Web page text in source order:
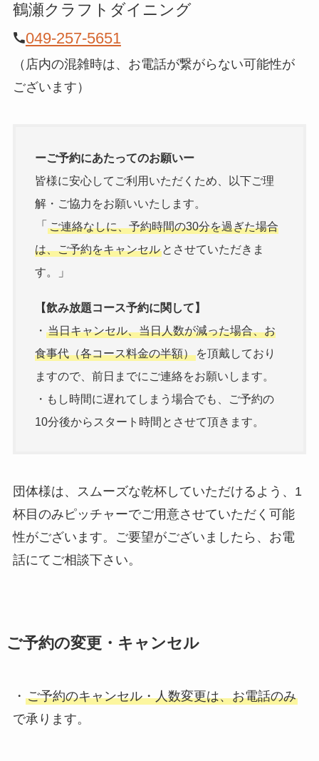
鶴瀬クラフトダイニング
049-257-5651
（店内の混雑時は、お電話が繋がらない可能性が
ございます）
ーご予約にあたってのお願いー
皆様に安心してご利用いただくため、以下ご理
解・ご協力をお願いいたします。
「 ご連絡なしに、予約時間の30分を過ぎた場合
は、ご予約をキャンセルとさせていただきま
す。
」
【飲み放題コース予約に関して】
・ 当日キャンセル、当日人数が減った場合、お
食事代（各コース料金の半額）を頂戴しており
ますので、前日までにご連絡をお願いします。
・もし時間に遅れてしまう場合でも、ご予約の
10分後からスタート時間とさせて頂きます。
団体様は、スムーズな乾杯していただけるよう、1
杯目のみピッチャーでご用意させていただく可能
性がございます。ご要望がございましたら、お電
話にてご相談下さい。
ご予約の変更・キャンセル
・ ご予約のキャンセル・人数変更は、お電話のみ
で承ります。